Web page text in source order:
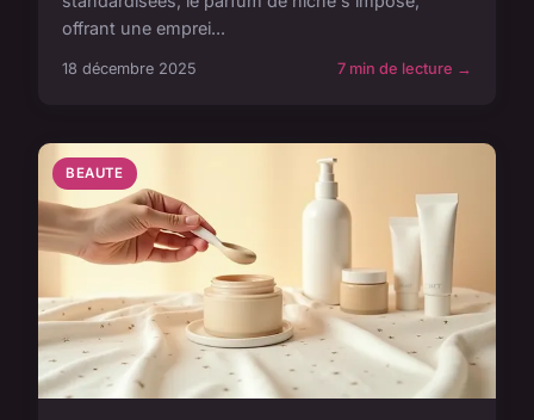
offrant une emprei...
18 décembre 2025 7 min de lecture →
BEAUTE